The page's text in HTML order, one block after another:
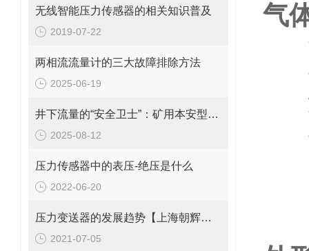
无线智能压力传感器的相关知识普及
2019-07-22
两相流流量计的三大故障排除方法
2025-06-19
井下流量的“安全卫士”：矿用本安型流量变送器，守护生产每一刻！
2025-08-12
压力传感器中的表压-绝压是什么
2022-06-20
压力变送器的发展趋势【上海朝辉压力传感器】
2021-07-05
气